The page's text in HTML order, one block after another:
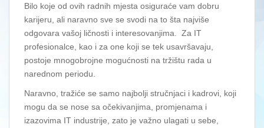
Bilo koje od ovih radnih mjesta osiguraće vam dobru
karijeru, ali naravno sve se svodi na to šta najviše
odgovara vašoj ličnosti i interesovanjima. Za IT
profesionalce, kao i za one koji se tek usavršavaju,
postoje mnogobrojne mogućnosti na tržištu rada u
narednom periodu.
Naravno, tražiće se samo najbolji stručnjaci i kadrovi, koji
mogu da se nose sa očekivanjima, promjenama i
izazovima IT industrije, zato je važno ulagati u sebe,